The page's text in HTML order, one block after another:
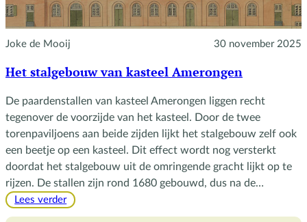
Joke de Mooij 30 november 2025
Het stalgebouw van kasteel Amerongen
De paardenstallen van kasteel Amerongen liggen recht
tegenover de voorzijde van het kasteel. Door de twee
torenpaviljoens aan beide zijden lijkt het stalgebouw zelf ook
een beetje op een kasteel. Dit effect wordt nog versterkt
doordat het stalgebouw uit de omringende gracht lijkt op te
rijzen. De stallen zijn rond 1680 gebouwd, dus na de…
Lees verder: